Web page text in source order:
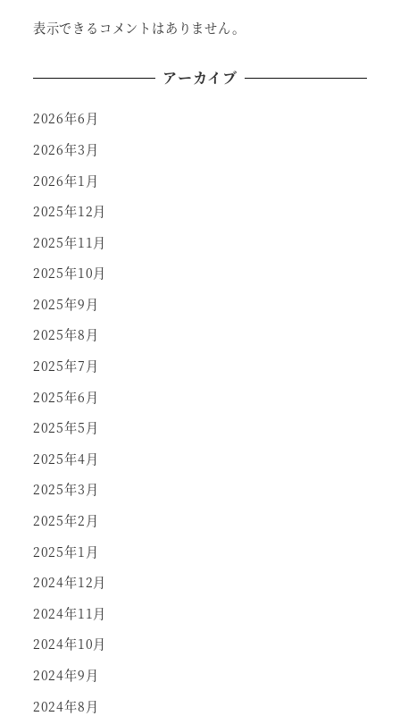
表示できるコメントはありません。
アーカイブ
2026年6月
2026年3月
2026年1月
2025年12月
2025年11月
2025年10月
2025年9月
2025年8月
2025年7月
2025年6月
2025年5月
2025年4月
2025年3月
2025年2月
2025年1月
2024年12月
2024年11月
2024年10月
2024年9月
2024年8月